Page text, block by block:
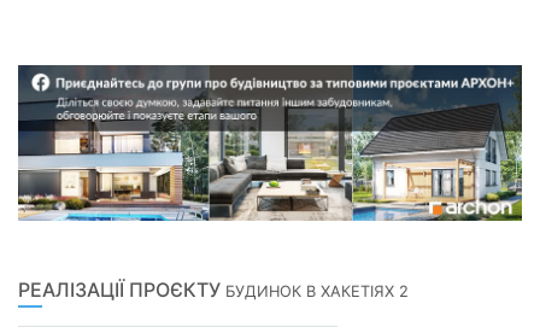
РЕАЛІЗАЦІЇ ПРОЄКТУ БУДИНОК В ХАКЕТІЯХ 2